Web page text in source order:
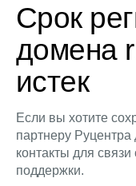
Срок
домена
истек
Если вы хотите
партнеру
контакты для
поддержки.